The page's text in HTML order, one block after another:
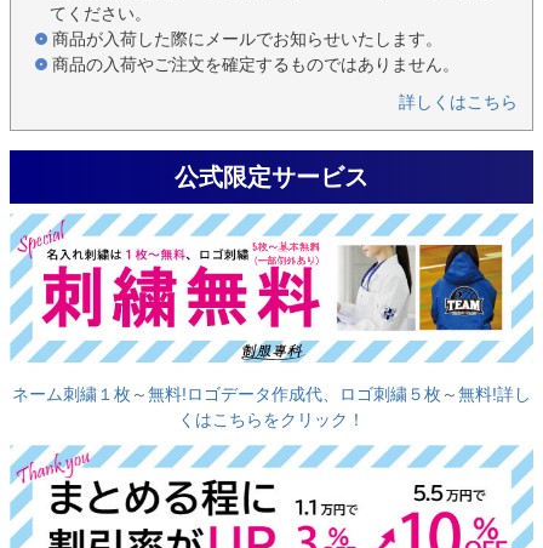
てください。
商品が入荷した際にメールでお知らせいたします。
商品の入荷やご注文を確定するものではありません。
詳しくはこちら
公式限定サービス
ネーム刺繍１枚～無料!ロゴデータ作成代、ロゴ刺繍５枚～無料!詳し
くはこちらをクリック！